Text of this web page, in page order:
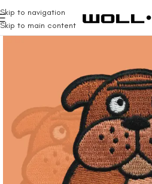
Skip to navigation
Skip to main content